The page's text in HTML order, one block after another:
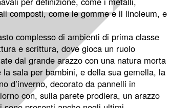
composti, come le gomme e il linoleum, e
complesso di ambienti di prima classe
e scrittura, dove gioca un ruolo
dal grande arazzo con una natura morta
sala per bambini, e della sua gemella, la
d’inverno, decorato da pannelli in
con, sulla parete prodiera, un arazzo